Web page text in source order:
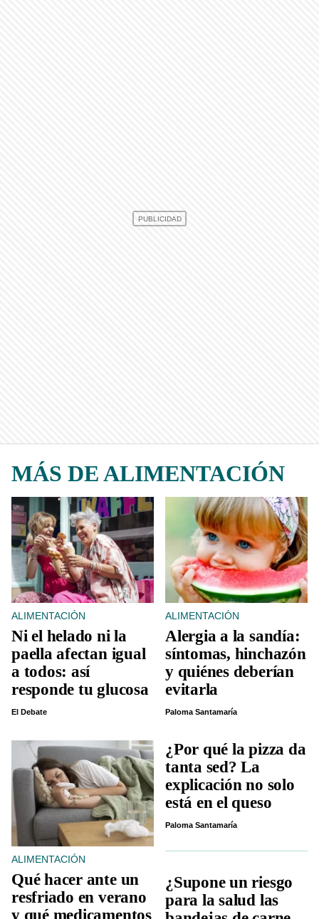
MÁS DE ALIMENTACIÓN
ALIMENTACIÓN
Ni el helado ni la
paella afectan igual
a todos: así
responde tu glucosa
El Debate
ALIMENTACIÓN
Alergia a la sandía:
síntomas, hinchazón
y quiénes deberían
evitarla
Paloma Santamaría
ALIMENTACIÓN
Qué hacer ante un
resfriado en verano
y qué medicamentos
¿Por qué la pizza da
tanta sed? La
explicación no solo
está en el queso
Paloma Santamaría
¿Supone un riesgo
para la salud las